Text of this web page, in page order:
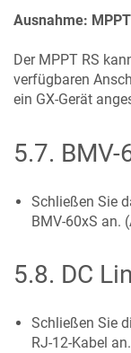
Ausnahme:
Der MPPT RS
verfügbaren
ein GX-Gerät
5.7. BMV-
Schließen Sie
BMV-60xS an.
5.8. DC
Schließen Sie
RJ-12-Kabel